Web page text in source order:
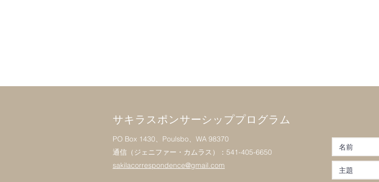
サキラスポンサーシッププログラム
PO Box 1430、Poulsbo、WA 98370
通信（ジェニファー・カムラス）：541-405-6650
sakilacorrespondence@gmail.com